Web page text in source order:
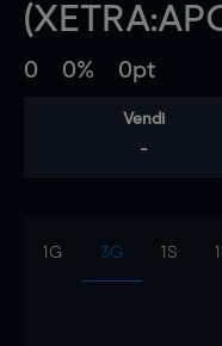
0 0% 0pt
Vendi
-
1G 3G 1S